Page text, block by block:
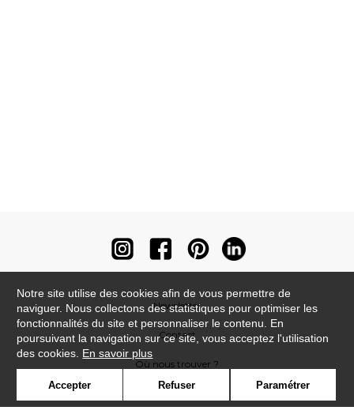
Newsletter
Contact
Où nous trouver ?
Notre site utilise des cookies afin de vous permettre de
naviguer. Nous collectons des statistiques pour optimiser les
fonctionnalités du site et personnaliser le contenu. En
poursuivant la navigation sur ce site, vous acceptez l'utilisation
des cookies. En savoir plus
Accepter Refuser Paramétrer